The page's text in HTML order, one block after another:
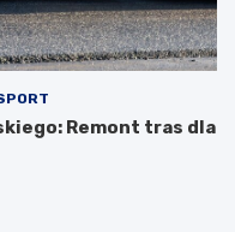
Remont tras dla